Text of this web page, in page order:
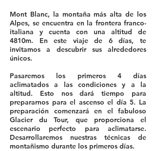
Mont Blanc, la montaña más alta de los
Alpes, se encuentra en la frontera franco-
italiana y cuenta con una altitud de
4810m. En este viaje de 6 días, te
invitamos a descubrir sus alrededores
únicos.
Pasaremos los primeros 4 días
aclimatados a las condiciones y a la
altitud. Esto nos dará tiempo para
prepararnos para el ascenso el día 5. La
preparación comenzará en el fabuloso
Glacier du Tour, que proporciona el
escenario perfecto para aclimatarse.
Desarrollaremos nuestras técnicas de
montañismo durante los primeros días.